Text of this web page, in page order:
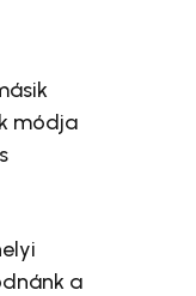
módja
a